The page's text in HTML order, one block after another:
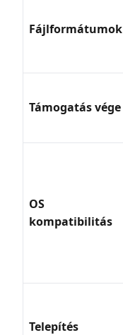
Fájlformátumok
Támogatás vége
OS
kompatibilitás
Telepítés